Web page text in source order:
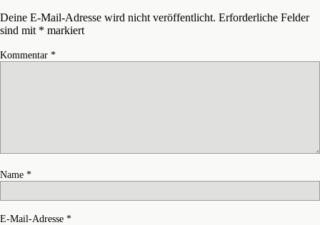
Deine E-Mail-Adresse wird nicht veröffentlicht. Erforderliche Felder
sind mit * markiert
Kommentar *
Name *
E-Mail-Adresse *